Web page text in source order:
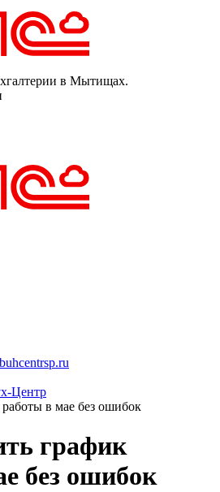
в Мытищах.
Центр
в мае без ошибок
график
без ошибок